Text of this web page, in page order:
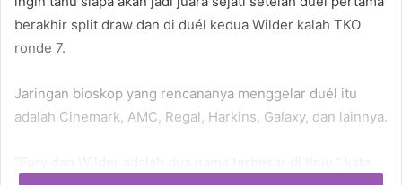
berakhir split draw dan di duél kedua Wilder kalah TKO
ronde 7.
Jaringan bioskop yang rencananya menggelar duél itu
adalah Cinemark, AMC, Regal, Harkins, Galaxy, dan lainnya.